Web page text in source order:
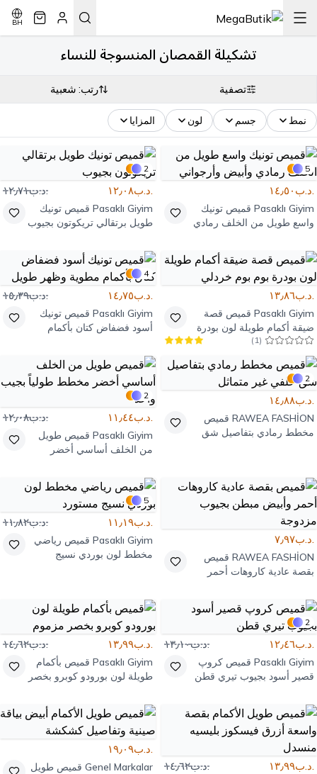
BH
تشكيلة القمصان المنسوجة للنساء
تصفية رتب: شعبية
نمط جسم لون المزايا
5
.د.ب١٤٫٥٠
Pasaklı Giyim قميص تونيك
واسع طويل من الخلف رمادي
2
.د.ب١٢٫٠٨ .د.ب١٢٫٧١
Pasaklı Giyim قميص تونيك
طويل برتقالي تريكوتون بجيوب
.د.ب١٣٫٨٦
Pasaklı Giyim قميص قصة
ضيقة أكمام طويلة لون بودرة
بوم بوم خردلي
(
1
)
4
.د.ب١٤٫٧٥ .د.ب١٥٫٣٩
Pasaklı Giyim قميص تونيك
أسود فضفاض كتان بأكمام
2
.د.ب١٤٫٨٨
RAWEA FASHİON قميص
مخطط رمادي بتفاصيل شق
2
.د.ب١١٫٤٤ .د.ب١٢٫٠٨
Pasaklı Giyim قميص طويل
من الخلف أساسي أخضر
.د.ب٧٫٩٧
RAWEA FASHİON قميص
بقصة عادية كاروهات أحمر
5
.د.ب١١٫١٩ .د.ب١١٫٨٢
Pasaklı Giyim قميص رياضي
مخطط لون بوردي نسيج
2
.د.ب١٢٫٤٦ .د.ب١٣٫١٠
Pasaklı Giyim قميص كروپ
قصير أسود بجيوب تيري قطن
.د.ب١٣٫٩٩ .د.ب١٤٫٦٢
Pasaklı Giyim قميص بأكمام
طويلة لون بورودو كوبرو بخصر
.د.ب١٣٫٩٩ .د.ب١٤٫٦٢
.د.ب١٩٫٠٩
Genel Markalar قميص طويل